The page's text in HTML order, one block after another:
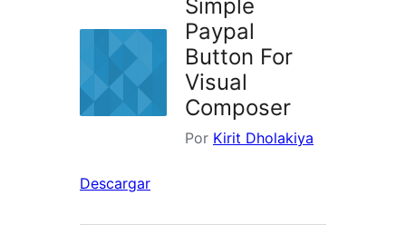
Simple
Paypal
Button For
Visual
Composer
Por Kirit Dholakiya
Descargar